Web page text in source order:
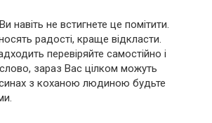
навіть не встигнете це помітити.
радості, краще відкласти.
перевіряйте самостійно і
слово, зараз Вас цілком можуть
з коханою людиною будьте